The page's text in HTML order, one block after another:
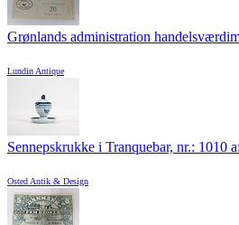
Grønlands administration
Lundin Antique
Sennepskrukke i Tranquebar, nr.: 1010
Osted Antik & Design